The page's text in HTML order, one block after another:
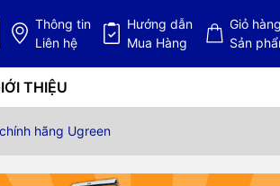
Thông tin
Liên hệ
Hướng dẫn
Mua Hàng
Giỏ hàng
Sản
THIỆU
hãng Ugreen